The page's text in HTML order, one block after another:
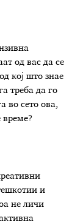
од вас да се
кој што знае
треба да го
во сето ова,
време?
и
не личи